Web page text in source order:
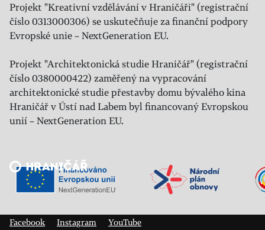
Projekt "Kreativní vzdělávání v Hraničáři" (registrační
číslo 0313000306) se uskutečňuje za finanční podpory
Evropské unie – NextGeneration EU.
Projekt "Architektonická studie Hraničář" (registrační
číslo 0380000422) zaměřený na vypracování
architektonické studie přestavby domu bývalého kina
Hraničář v Ústí nad Labem byl financovaný Evropskou
unií – NextGeneration EU.
Veřejný sál Hraničář, spolek
Facebook
Instagram
YouTube